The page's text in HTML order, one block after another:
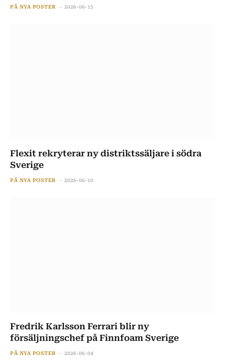
PÅ NYA POSTER 2026-06-15
Flexit rekryterar ny distriktssäljare i södra
Sverige
PÅ NYA POSTER 2026-06-10
Fredrik Karlsson Ferrari blir ny
försäljningschef på Finnfoam Sverige
PÅ NYA POSTER 2026-06-04